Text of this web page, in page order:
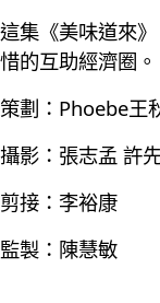
這集《美味道來
惜的互助經濟圈。
策劃：Phoebe王
攝影：張志孟 許
剪接：李裕康
監製：陳慧敏